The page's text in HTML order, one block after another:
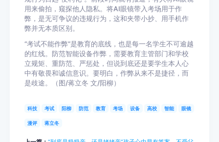
用来偷拍，窥探他人隐私。将AI眼镜带入考场用于作
弊，是无可争议的违规行为，这和夹带小抄、用手机作
弊并无本质区别。
“考试不能作弊”是教育的底线，也是每一名学生不可逾越
的红线。防范智能设备作弊，需要教育主管部门和学校
立规矩、重防范、严惩处，但说到底还是要学生本人心
中有敬畏和诚信意识。要明白，作弊从来不是捷径，而
是歧途。（图/蒋立冬 文/阳柳）
科技 考试 阳柳 防范 教育 考场 设备 高校 智能 眼镜
漫评 蒋立冬